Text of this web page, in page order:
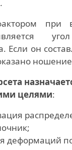
при
Если он
целями:
деформаций